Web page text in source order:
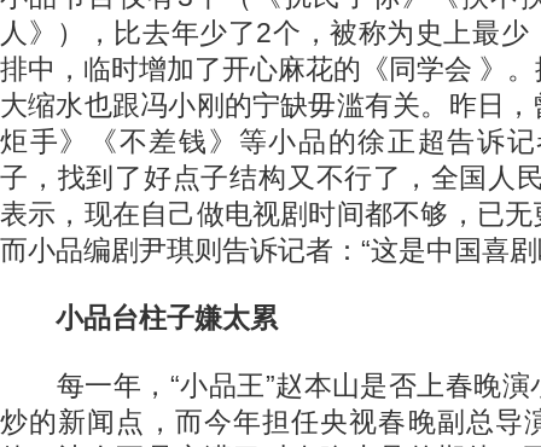
人》），比去年少了2个，被称为史上最
排中，临时增加了开心麻花的《同学会 》
大缩水也跟冯小刚的宁缺毋滥有关。昨日
炬手》《不差钱》等小品的徐正超告诉
子，找到了好点子结构又不行了，全国人
表示，现在自己做电视剧时间都不够，已
而小品编剧尹琪则告诉记者：“这是中国喜
小品台柱子嫌太累
每一年，“小品王”赵本山是否上春晚演
炒的新闻点，而今年担任央视春晚副总导